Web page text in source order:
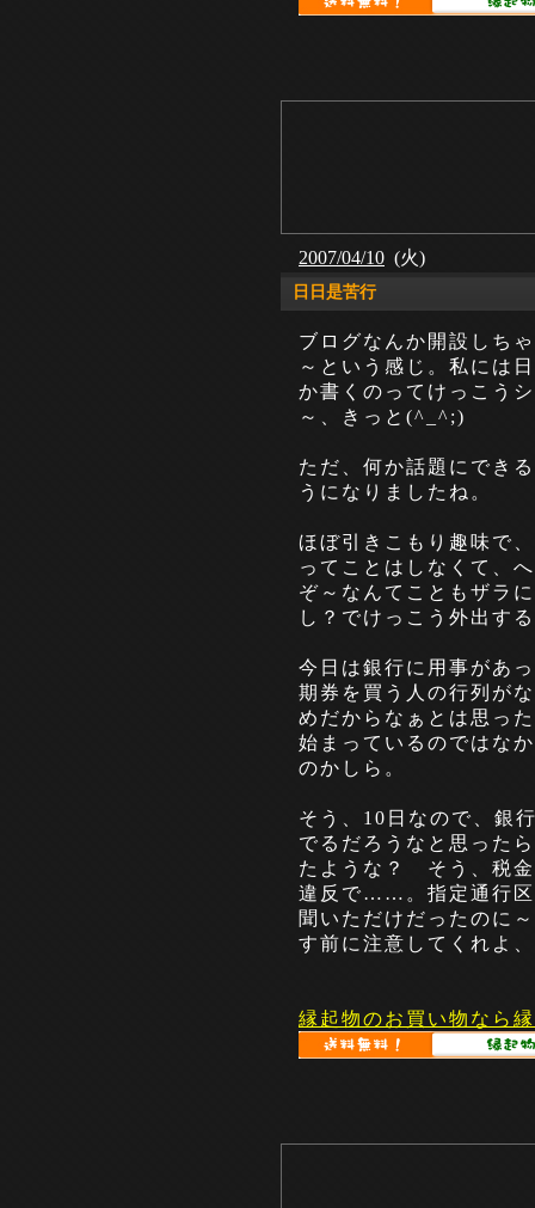
2007/04/10 (火)
日日是苦行
ブログなんか開設しち
～という感じ。私には
か書くのってけっこう
～、きっと(^_^;)
ただ、何か話題にでき
うになりましたね。
ほぼ引きこもり趣味で
ってことはしなくて、
ぞ～なんてこともザラ
し？でけっこう外出す
今日は銀行に用事があ
期券を買う人の行列が
めだからなぁとは思っ
始まっているのではな
のかしら。
そう、10日なので、銀
でるだろうなと思った
たような？ そう、税金
違反で……。指定通行区
聞いただけだったのに
す前に注意してくれよ
縁起物のお買い物なら